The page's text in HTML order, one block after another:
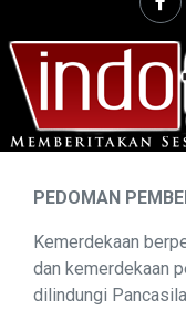
PEDOMAN
Kemerdekaan
dan kemerdekaan
dilindungi